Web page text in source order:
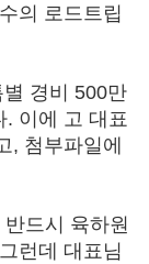
의 로드트립
경비 500만
. 이에 고 대표
, 첨부파일에
드시 육하원
런데 대표님